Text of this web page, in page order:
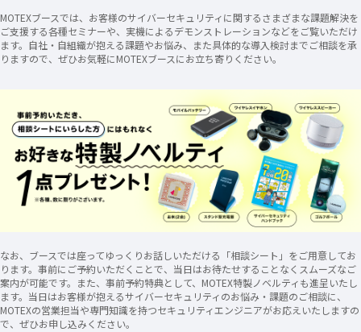
MOTEXブースでは、お客様のサイバーセキュリティに関するさまざまな課題解決を
ご支援する各種セミナーや、実機によるデモンストレーションなどをご覧いただけ
ます。自社・自組織が抱える課題やお悩み、また具体的な導入検討までご相談を承
りますので、ぜひお気軽にMOTEXブースにお立ち寄りください。
なお、ブースでは座ってゆっくりお話しいただける「相談シート」をご用意してお
ります。事前にご予約いただくことで、当日はお待たせすることなくスムーズなご
案内が可能です。また、事前予約特典として、MOTEX特製ノベルティも進呈いたし
ます。当日はお客様が抱えるサイバーセキュリティのお悩み・課題のご相談に、
MOTEXの営業担当や専門知識を持つセキュリティエンジニアがお応えいたしますの
で、ぜひお申し込みください。